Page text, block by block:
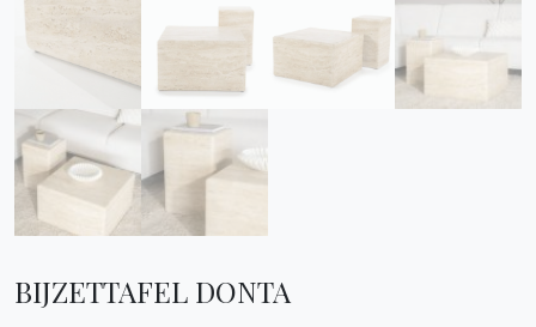
BIJZETTAFEL DONTA